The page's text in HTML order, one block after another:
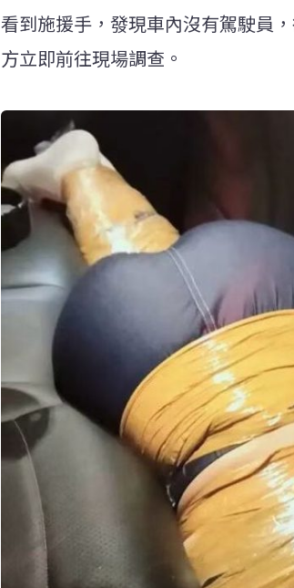
看到施援手，發現車內沒有駕駛員
方立即前往現場調查。